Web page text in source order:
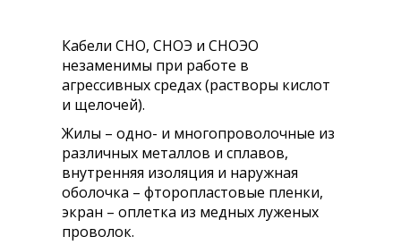
Кабели СНО, СНОЭ и СНОЭО
незаменимы при работе в
агрессивных средах (растворы кислот
и щелочей).
Жилы – одно- и многопроволочные из
различных металлов и сплавов,
внутренняя изоляция и наружная
оболочка – фторопластовые пленки,
экран – оплетка из медных луженых
проволок.